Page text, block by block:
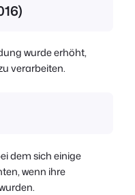
wurde erhöht,
verarbeiten.
dem sich einige
wenn ihre